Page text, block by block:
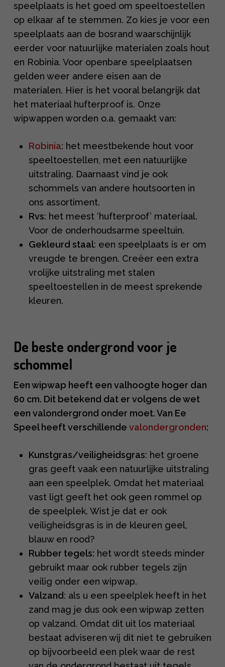
speelplaats is het goed om speeltoestellen
op elkaar af te stemmen. Zo kies je voor een
speelplaats aan de bosrand waarschijnlijk
eerder voor natuurlijke materialen zoals hout
en Robinia. Voor openbare speelplaatsen
gelden weer andere eisen aan de
materialen. Hier is het vooral belangrijk dat
het materiaal hufterproof is. Onze
wipwappen worden o.a. gemaakt van:
Robinia: het meestbekende hout voor
speeltoestellen, met een natuurlijke
uitstraling. Daarnaast vind je ook
schommels van andere houtsoorten in
ons assortiment.
Rvs: het meest ‘hufterproof’ materiaal.
Voor de onderhoudsarme speeltuin.
Gekleurd staal: een speelplaats is er om
vreugde te brengen. Creëer een extra
vrolijke uitstraling met stalen
speeltoestellen in de meest sprekende
kleuren.
De beste ondergrond voor je
schommel
Een wipwap heeft een valhoogte hoger dan
60 cm. Dit betekend dat er volgens de wet
een valondergrond onder moet. Van Ee
Speel heeft verschillende valondergronden:
Kunstgras/veiligheidsgras: het groene
gras geeft vaak een natuurlijke uitstraling
aan een speelplek. Omdat het materiaal
vast ligt geeft het ook geen rommel op
de speelplek. Wist je dat er ook
veiligheidsgras is in de kleuren geel,
blauw en rood?
Rubber tegels: het wordt steeds minder
gebruikt maar ook rubber tegels zijn
veilig onder een wipwap.
Valzand: als u een speelplek heeft in het
zand mag je dus ook een wipwap zetten
op valzand. Omdat dit uit los materiaal
bestaat adviseren wij dit niet te gebruiken
op bijvoorbeeld een plek waar de rest